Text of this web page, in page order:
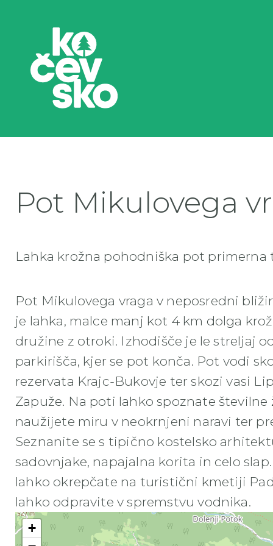
Pot Mikulovega
Lahka krožna pohodniška pot
Pot Mikulovega vraga v neposredni
je lahka, malce manj kot 4 km dolga
družine z otroki. Izhodišče je le streljaj
parkirišča, kjer se pot konča. Pot vodi
rezervata Krajc-Bukovje ter skozi vasi
Zapuže. Na poti lahko spoznate številne
naužijete miru v neokrnjeni naravi ter
Seznanite se s tipično kostelsko
sadovnjake, napajalna korita in celo
lahko okrepčate na turistični kmetiji
lahko odpravite v spremstvu vodnika.
+